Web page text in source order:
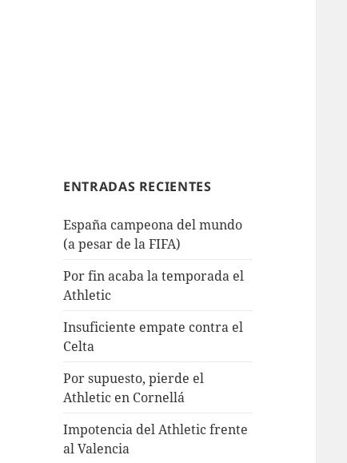
ENTRADAS RECIENTES
España campeona del mundo
(a pesar de la FIFA)
Por fin acaba la temporada el
Athletic
Insuficiente empate contra el
Celta
Por supuesto, pierde el
Athletic en Cornellá
Impotencia del Athletic frente
al Valencia